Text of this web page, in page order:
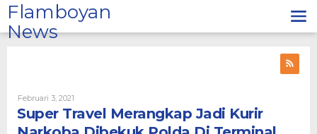
Lewati
ke
konten
Flamboyan
News
Februari 3, 2021
Super Travel Merangkap Jadi Kurir